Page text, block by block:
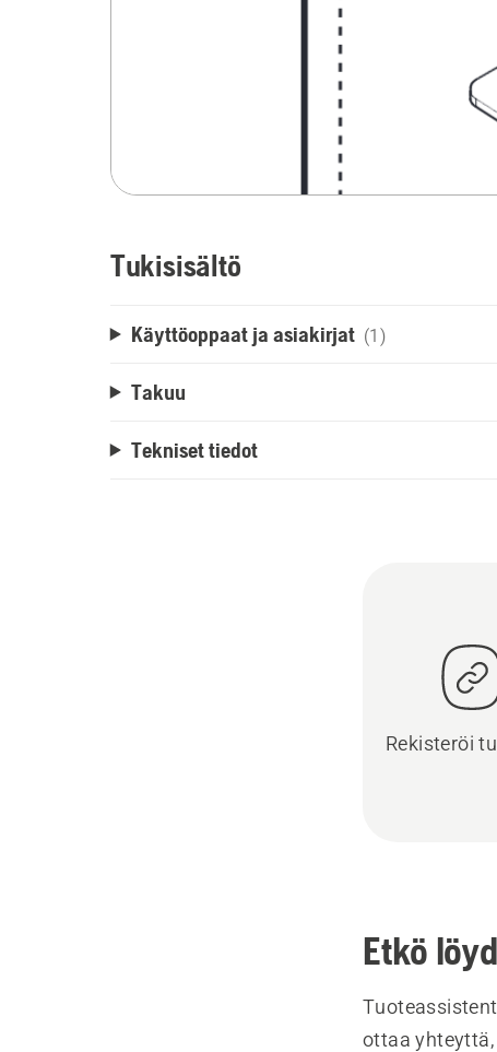
Tukisisältö
Käyttöoppaat ja asiakirjat (1)
Takuu
Tekniset tiedot
Rekisteröi
Etkö
ottaa